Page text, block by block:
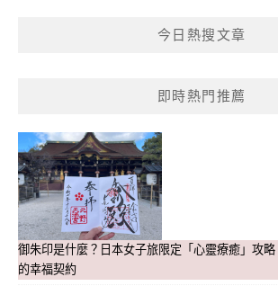
今日熱搜文章
即時熱門推薦
御朱印是什麼？日本女子旅限定「心靈療癒」攻
的幸福契約